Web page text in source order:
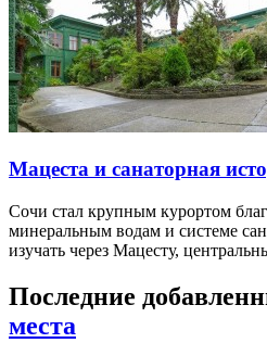
Мацеста и санаторная
Сочи стал крупным курортом
минеральным водам и системе
изучать через Мацесту,
Последние
места